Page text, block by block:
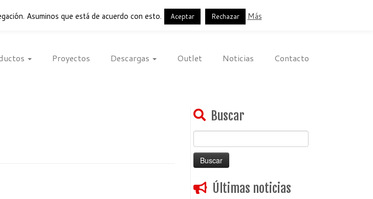
Proyectos Descargas Outlet Noticias Contacto
Buscar
Últimas noticias
Asuminos que está de acuerdo con esto. Aceptar Rechazar Más